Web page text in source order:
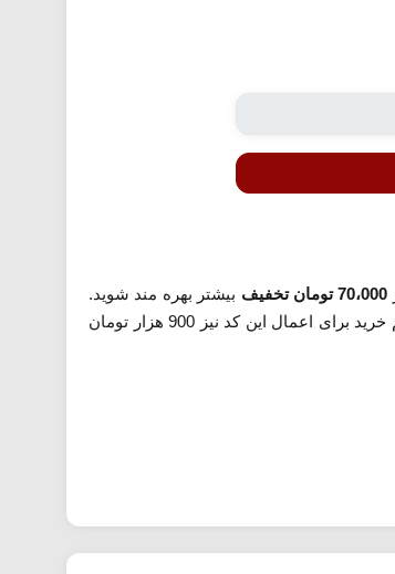
70،000 تومان تخفیف
بیشتر بهره مند شوید.
امکان خرید اقساطی با همکاری اسنپ پی صورت می پذیرد و به راحتی برای تمام کاربران در دسترس است. همچنین حداقل رقم خرید برای اعمال این کد نیز 900 هزار تومان